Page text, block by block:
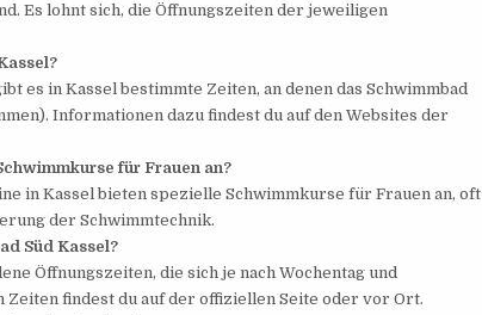
Es lohnt sich, die Öffnungszeiten der jeweiligen
es in Kassel bestimmte Zeiten, an denen das Schwimmbad
Informationen dazu findest du auf den Websites der
für Frauen an?
in Kassel bieten spezielle Schwimmkurse für Frauen an, oft
der Schwimmtechnik.
Süd Kassel?
Öffnungszeiten, die sich je nach Wochentag und
Zeiten findest du auf der offiziellen Seite oder vor Ort.